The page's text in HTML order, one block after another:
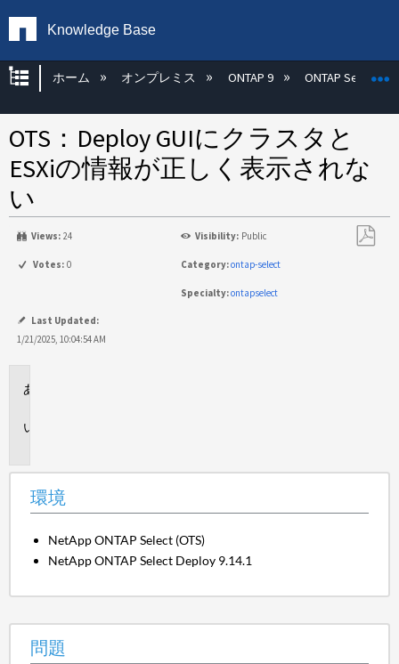
Knowledge Base
グローバル階層を展開/折りたたむ
ホーム オンプレミス ONTAP 9 ONTAP Select
OTS：Deploy GUIにクラスタと
ESXiの情報が正しく表示されな
い
Views: 24 Visibility: Public
Votes: 0 Category:ontap-select
Specialty:ontapselect
Last Updated:
1/21/2025, 10:04:54 AM
環境
NetApp ONTAP Select (OTS)
NetApp ONTAP Select Deploy 9.14.1
問題